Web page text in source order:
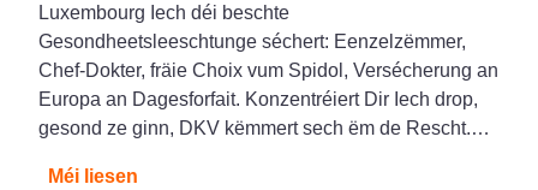
Luxembourg Iech déi beschte
Gesondheetsleeschtunge séchert: Eenzelzëmmer,
Chef-Dokter, fräie Choix vum Spidol, Versécherung an
Europa an Dagesforfait. Konzentréiert Dir Iech drop,
gesond ze ginn, DKV këmmert sech ëm de Rescht.…
Méi liesen